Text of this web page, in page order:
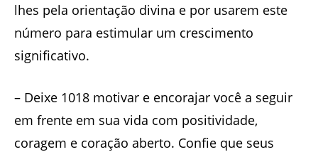
lhes pela orientação divina e por usarem este
número para estimular um crescimento
significativo.
– Deixe 1018 motivar e encorajar você a seguir
em frente em sua vida com positividade,
coragem e coração aberto. Confie que seus